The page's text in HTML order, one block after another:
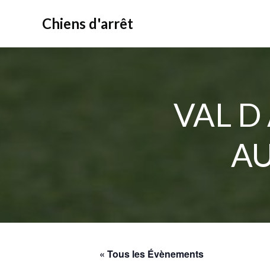
Chiens d'arrêt
VAL D
« Tous les Évènements